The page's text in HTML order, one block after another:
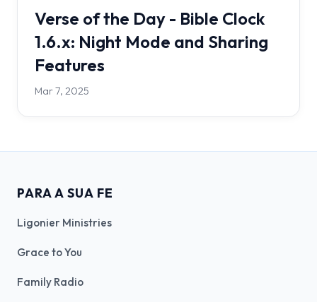
Verse of the Day - Bible Clock
1.6.x: Night Mode and Sharing
Features
Mar 7, 2025
PARA A SUA FE
Ligonier Ministries
Grace to You
Family Radio